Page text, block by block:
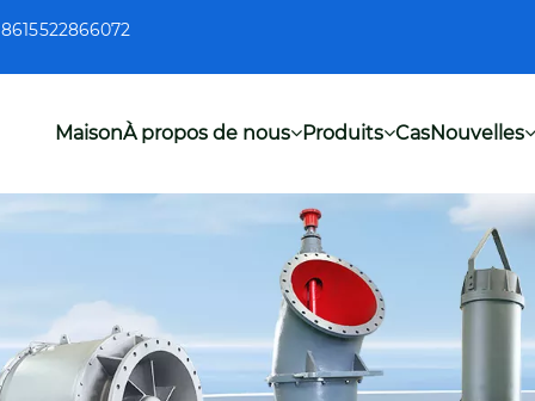
8615522866072
MaisonÀ propos de nous Produits CasNouvelles